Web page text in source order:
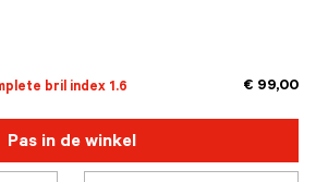
bril index 1.6 € 99,00
Pas in de winkel